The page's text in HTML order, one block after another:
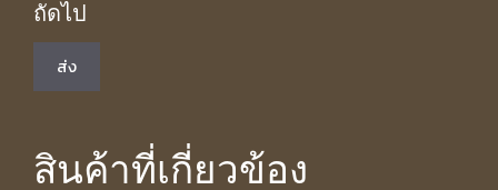
ถัดไป
สินค้าที่เกี่ยวข้อง